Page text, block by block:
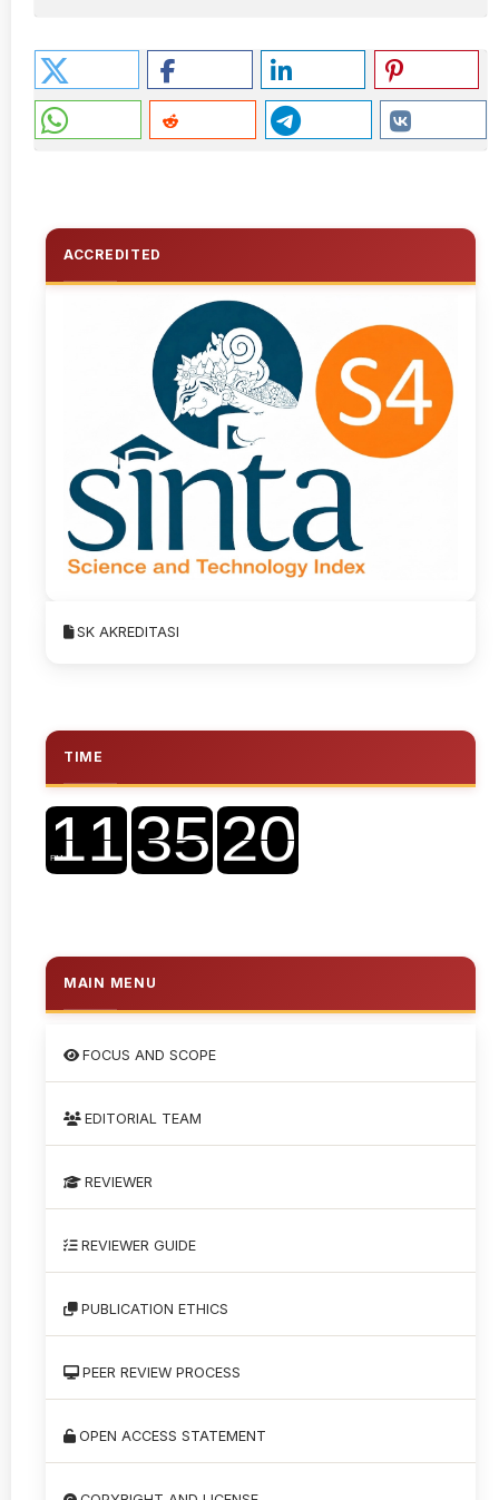
ACCREDITED
SK AKREDITASI
TIME
MAIN MENU
FOCUS AND SCOPE
EDITORIAL TEAM
REVIEWER
REVIEWER GUIDE
PUBLICATION ETHICS
PEER REVIEW PROCESS
OPEN ACCESS STATEMENT